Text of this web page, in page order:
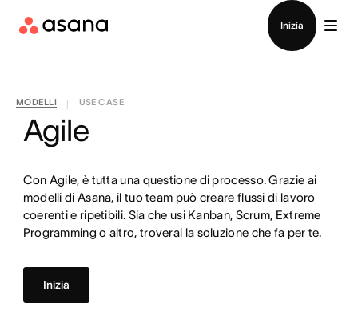
Inizia
MODELLI USE CASE
Agile
Con Agile, è tutta una questione di processo. Grazie ai
modelli di Asana, il tuo team può creare flussi di lavoro
coerenti e ripetibili. Sia che usi Kanban, Scrum, Extreme
Programming o altro, troverai la soluzione che fa per te.
Inizia